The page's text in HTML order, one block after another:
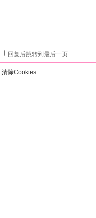
回复后跳转到最后一页
清除Cookies